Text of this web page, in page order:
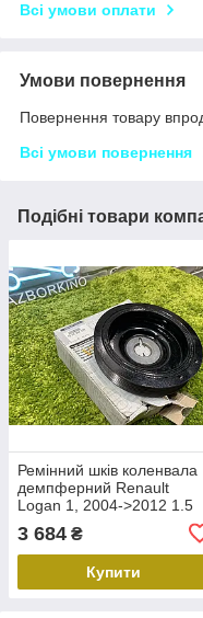
Всі умови оплати
Умови повернення
Повернення товару
Всі умови повернення
Подібні товари
Ремінний шків коленвала
демпферний Renault
Logan 1, 2004->2012 1.5
123030453R
3 684 ₴
Купити